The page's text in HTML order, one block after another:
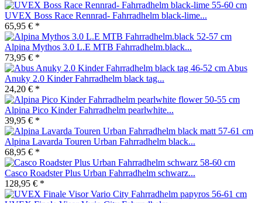
UVEX Boss Race Rennrad- Fahrradhelm black-lime...
65,95 € *
Alpina Mythos 3.0 L.E MTB Fahrradhelm.black...
73,95 € *
Abus
Anuky 2.0 Kinder Fahrradhelm black tag...
24,20 € *
Alpina Pico Kinder Fahrradhelm pearlwhite...
39,95 € *
Alpina Lavarda Touren Urban Fahrradhelm black...
68,95 € *
Casco Roadster Plus Urban Fahrradhelm schwarz...
128,95 € *